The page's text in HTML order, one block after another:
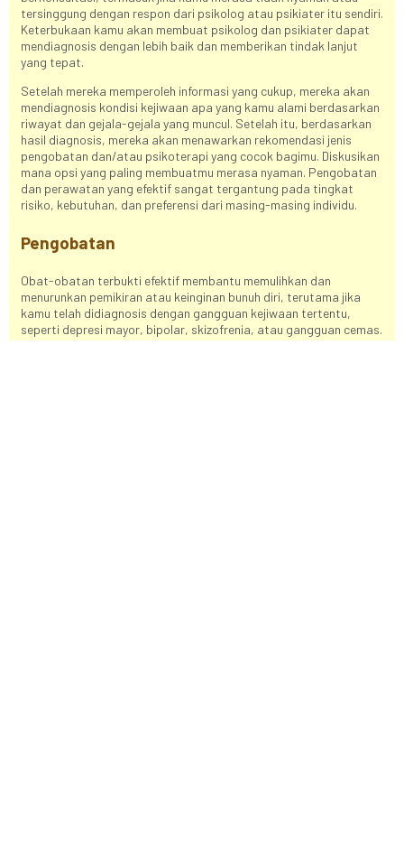
tersinggung dengan respon dari psikolog atau psikiater itu sendiri.
Keterbukaan kamu akan membuat psikolog dan psikiater dapat
mendiagnosis dengan lebih baik dan memberikan tindak lanjut
yang tepat.
Setelah mereka memperoleh informasi yang cukup, mereka akan
mendiagnosis kondisi kejiwaan apa yang kamu alami berdasarkan
riwayat dan gejala-gejala yang muncul. Setelah itu, berdasarkan
hasil diagnosis, mereka akan menawarkan rekomendasi jenis
pengobatan dan/atau psikoterapi yang cocok bagimu. Diskusikan
mana opsi yang paling membuatmu merasa nyaman. Pengobatan
dan perawatan yang efektif sangat tergantung pada tingkat
risiko, kebutuhan, dan preferensi dari masing-masing individu.
Pengobatan
Obat-obatan terbukti efektif membantu memulihkan dan
menurunkan pemikiran atau keinginan bunuh diri, terutama jika
kamu telah didiagnosis dengan gangguan kejiwaan tertentu,
seperti depresi mayor, bipolar, skizofrenia, atau gangguan cemas.
Beragam obat jenis ini sudah disetujui oleh BPOM, dan bahkan